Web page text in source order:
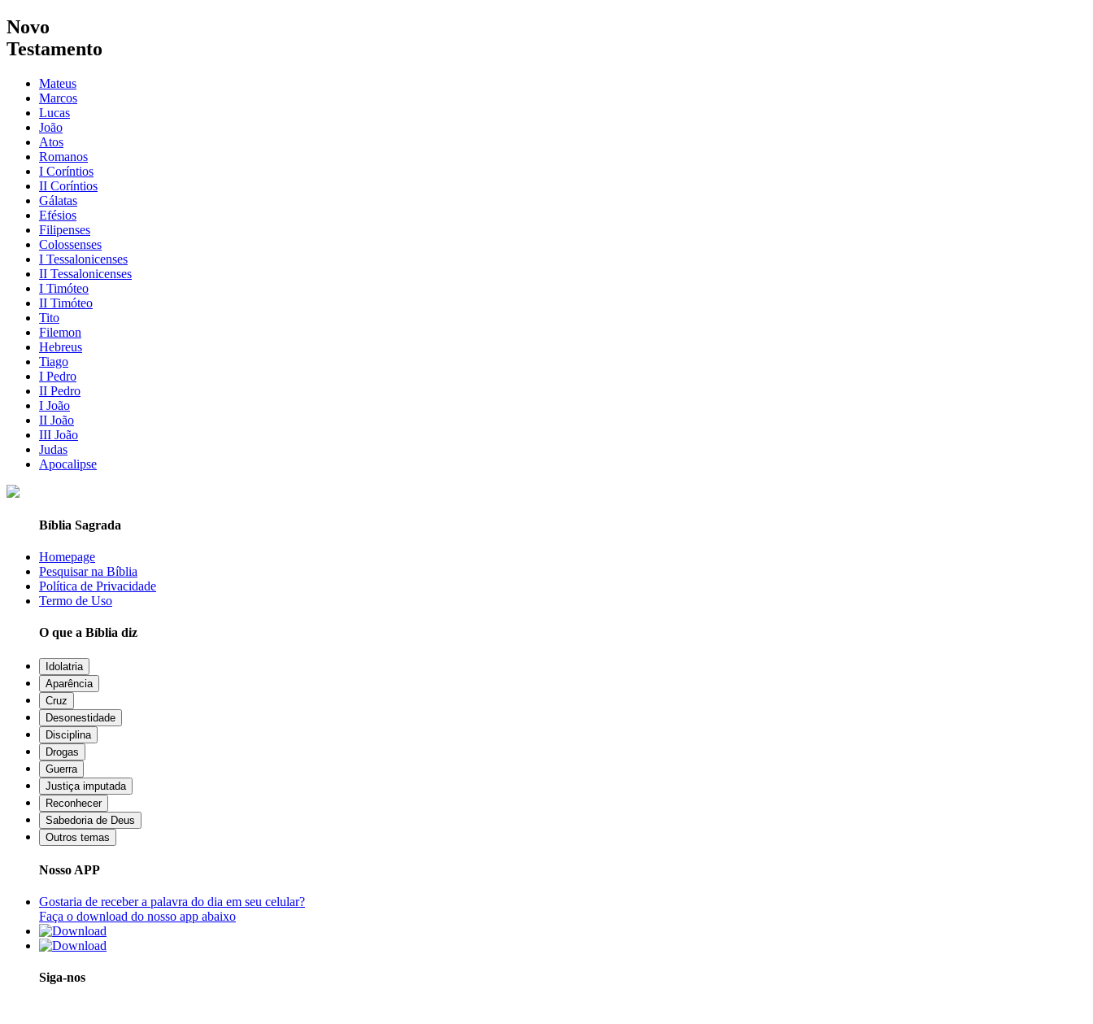
Novo
Testamento
Mateus
Marcos
Lucas
João
Atos
Romanos
I Coríntios
II Coríntios
Gálatas
Efésios
Filipenses
Colossenses
I Tessalonicenses
II Tessalonicenses
I Timóteo
II Timóteo
Tito
Filemon
Hebreus
Tiago
I Pedro
II Pedro
I João
II João
III João
Judas
Apocalipse
Bíblia Sagrada
Homepage
Pesquisar na Bíblia
Política de Privacidade
Termo de Uso
O que a Bíblia diz
Idolatria
Aparência
Cruz
Desonestidade
Disciplina
Drogas
Guerra
Justiça imputada
Reconhecer
Sabedoria de Deus
Outros temas
Nosso APP
Gostaria de receber a palavra do dia em seu celular?
Faça o download do nosso app abaixo
Siga-nos